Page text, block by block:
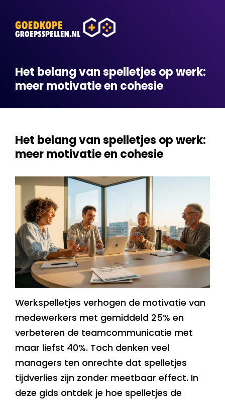
Het belang van spelletjes op werk:
meer motivatie en cohesie
Het belang van spelletjes op werk:
meer motivatie en cohesie
Werkspelletjes verhogen de motivatie van
medewerkers met gemiddeld 25% en
verbeteren de teamcommunicatie met
maar liefst 40%. Toch denken veel
managers ten onrechte dat spelletjes
tijdverlies zijn zonder meetbaar effect. In
deze gids ontdek je hoe spelletjes de